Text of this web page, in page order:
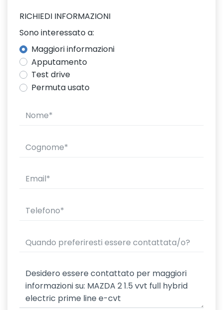
RICHIEDI INFORMAZIONI
Sono interessato a:
Maggiori informazioni
Apputamento
Test drive
Permuta usato